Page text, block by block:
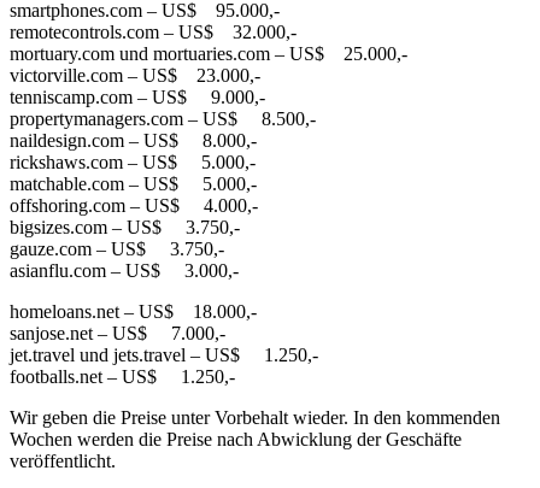
smartphones.com – US$ 95.000,-
remotecontrols.com – US$ 32.000,-
mortuary.com und mortuaries.com – US$ 25.000,-
victorville.com – US$ 23.000,-
tenniscamp.com – US$ 9.000,-
propertymanagers.com – US$ 8.500,-
naildesign.com – US$ 8.000,-
rickshaws.com – US$ 5.000,-
matchable.com – US$ 5.000,-
offshoring.com – US$ 4.000,-
bigsizes.com – US$ 3.750,-
gauze.com – US$ 3.750,-
asianflu.com – US$ 3.000,-
homeloans.net – US$ 18.000,-
sanjose.net – US$ 7.000,-
jet.travel und jets.travel – US$ 1.250,-
footballs.net – US$ 1.250,-
Wir geben die Preise unter Vorbehalt wieder. In den kommenden
Wochen werden die Preise nach Abwicklung der Geschäfte
veröffentlicht.